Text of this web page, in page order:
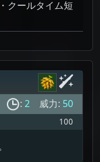
クールタイム短
: 2 威力: 50
100